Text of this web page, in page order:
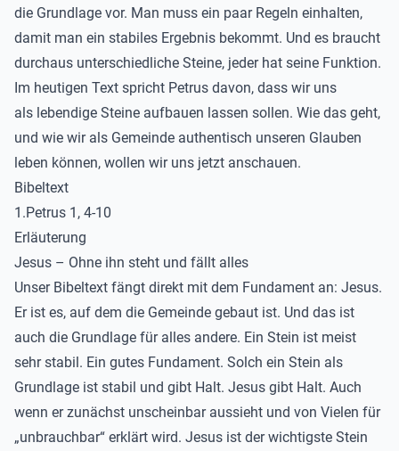
die Grundlage vor. Man muss ein paar Regeln einhalten,
damit man ein stabiles Ergebnis bekommt. Und es braucht
durchaus unterschiedliche Steine, jeder hat seine Funktion.
Im heutigen Text spricht Petrus davon, dass wir uns
als lebendige Steine aufbauen lassen sollen. Wie das geht,
und wie wir als Gemeinde authentisch unseren Glauben
leben können, wollen wir uns jetzt anschauen.
Bibeltext
1.Petrus 1, 4-10
Erläuterung
Jesus – Ohne ihn steht und fällt alles
Unser Bibeltext fängt direkt mit dem Fundament an: Jesus.
Er ist es, auf dem die Gemeinde gebaut ist. Und das ist
auch die Grundlage für alles andere. Ein Stein ist meist
sehr stabil. Ein gutes Fundament. Solch ein Stein als
Grundlage ist stabil und gibt Halt. Jesus gibt Halt. Auch
wenn er zunächst unscheinbar aussieht und von Vielen für
„unbrauchbar“ erklärt wird. Jesus ist der wichtigste Stein